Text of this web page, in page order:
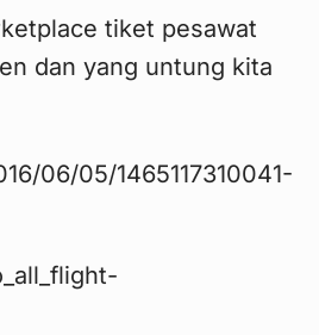
tiket pesawat
dan yang untung kita